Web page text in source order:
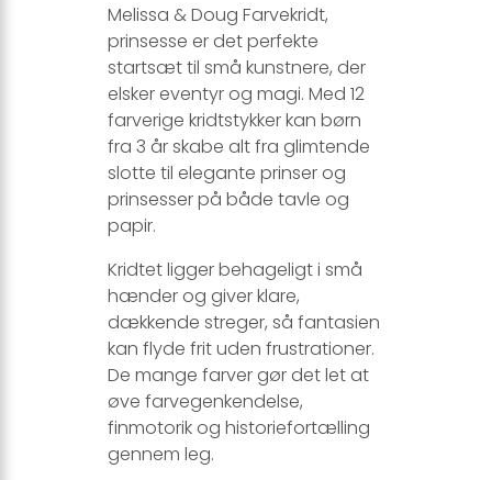
Melissa & Doug Farvekridt,
prinsesse er det perfekte
startsæt til små kunstnere, der
elsker eventyr og magi. Med 12
farverige kridtstykker kan børn
fra 3 år skabe alt fra glimtende
slotte til elegante prinser og
prinsesser på både tavle og
papir.
Kridtet ligger behageligt i små
hænder og giver klare,
dækkende streger, så fantasien
kan flyde frit uden frustrationer.
De mange farver gør det let at
øve farvegenkendelse,
finmotorik og historiefortælling
gennem leg.